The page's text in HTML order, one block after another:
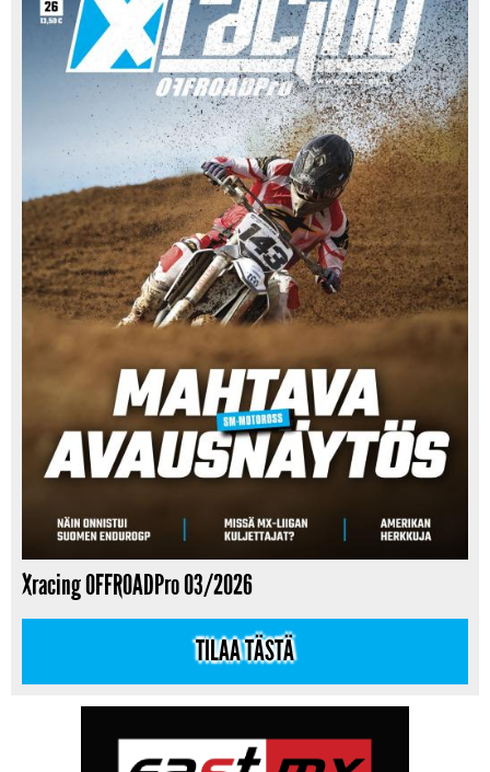
Xracing OFFROADPro 03/2026
TILAA TÄSTÄ